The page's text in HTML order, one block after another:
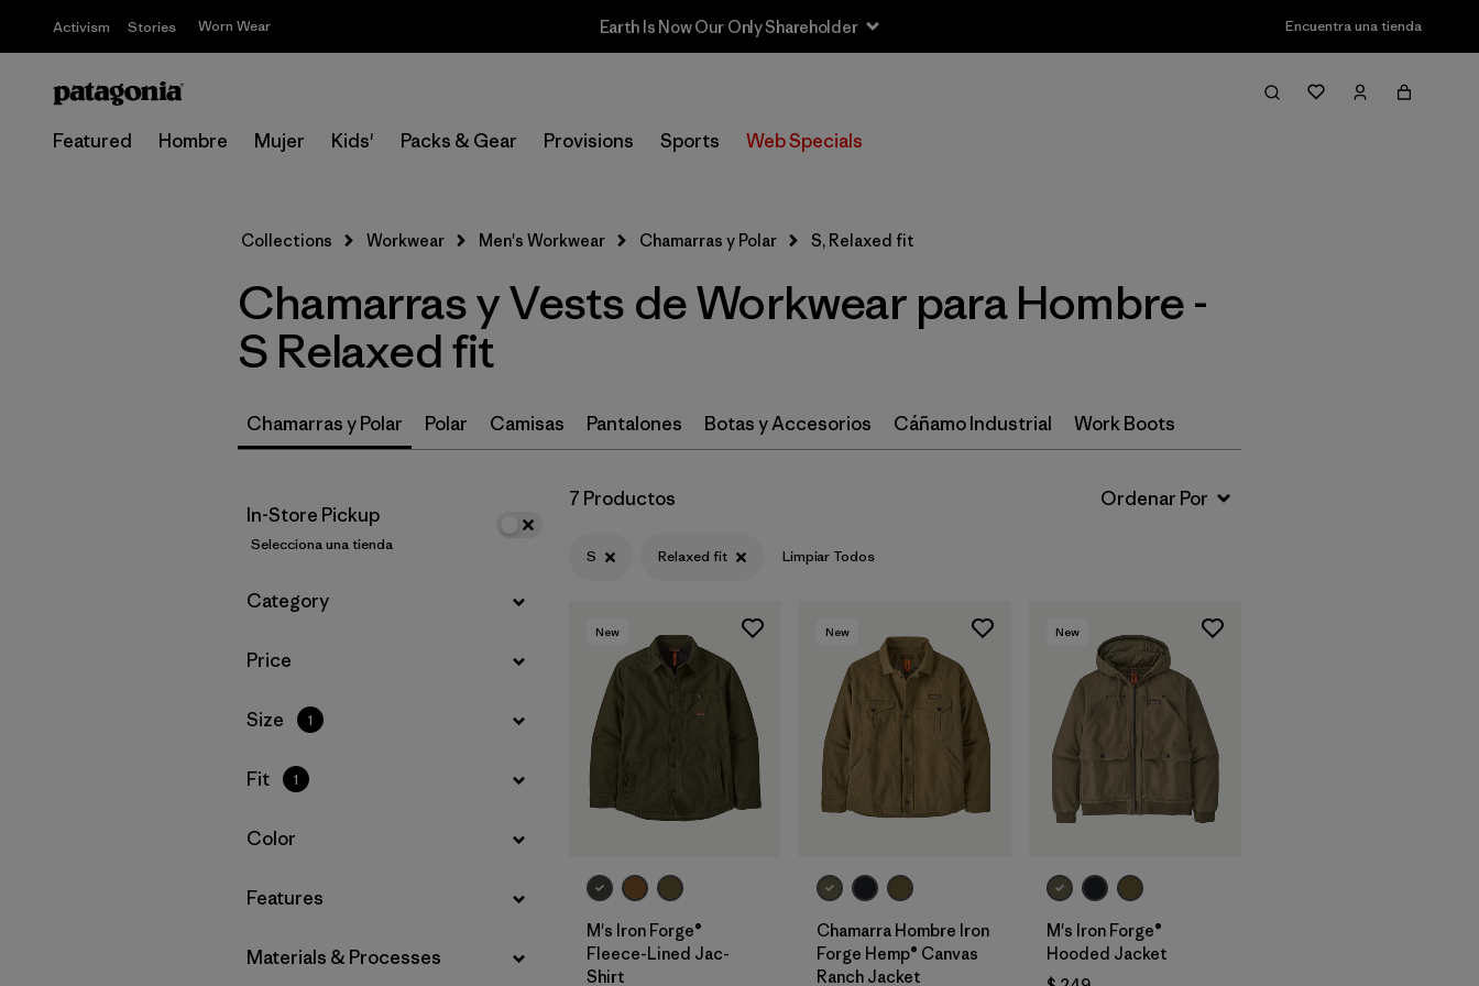
Activism Stories Worn Wear Earth Is Now Our Only Shareholder Encuentra una tienda
Featured Hombre Mujer Kids' Packs & Gear Provisions Sports Web Specials
Filter & Sort
Selecciona una tienda
Filtrar por
Price
Filtrar por
Size 1
Filtrar por
Color
Filtrar por
Features
Filtrar por
Materials & Processes
Filtrar por
Gender
Collections Workwear Men's Workwear Chamarras y Polar S, Relaxed fit
Chamarras y Vests de Workwear para Hombre -
S Relaxed fit
Chamarras y Polar Polar Camisas Pantalones Botas y Accesorios Cáñamo Industrial Work Boots
In-Store Pickup
Selecciona una tienda
Filtrar por
Category
Filtrar por
Price
Filtrar por
Size 1
Filtrar por
Fit 1
Filtrar por
Color
Filtrar por
Features
Filtrar por
Materials & Processes
7 Productos
S Relaxed fit Limpiar Todos
New
M's Iron Forge®
Fleece-Lined Jac-
Shirt
New
Chamarra Hombre Iron
Forge Hemp® Canvas
Ranch Jacket
New
M's Iron Forge®
Hooded Jacket